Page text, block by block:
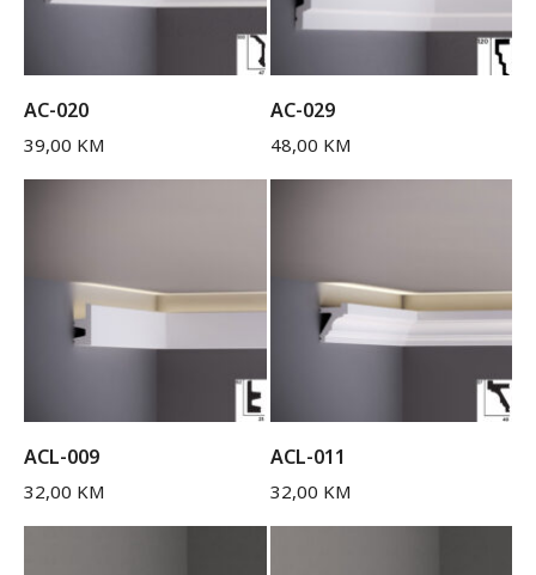
AC-020
39,00 KM
AC-029
48,00 KM
ACL-009
32,00 KM
ACL-011
32,00 KM